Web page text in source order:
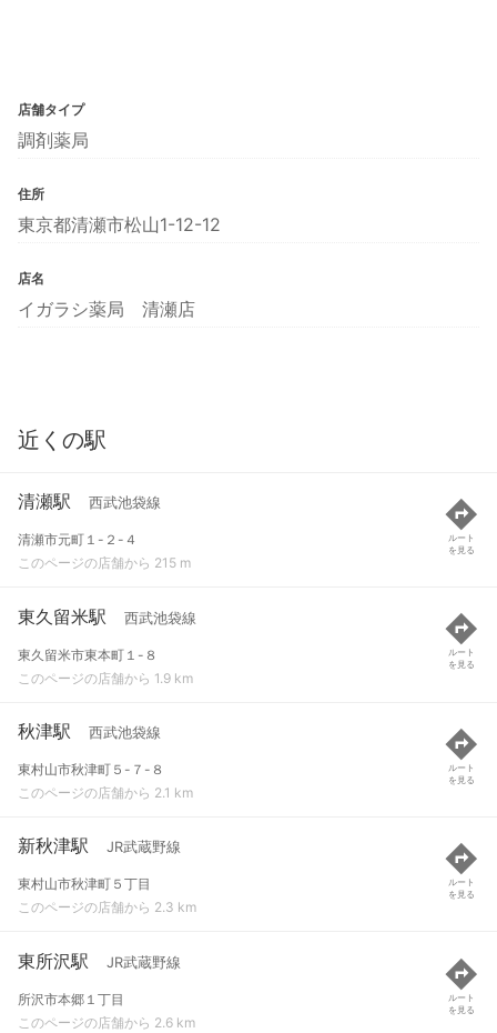
店舗タイプ
調剤薬局
住所
東京都清瀬市松山1-12-12
店名
イガラシ薬局 清瀬店
近くの駅
清瀬駅 西武池袋線
清瀬市元町１-２-４
このページの店舗から 215 m
ルート
を見る
東久留米駅 西武池袋線
東久留米市東本町１-８
このページの店舗から 1.9 km
ルート
を見る
秋津駅 西武池袋線
東村山市秋津町５-７-８
このページの店舗から 2.1 km
ルート
を見る
新秋津駅 JR武蔵野線
東村山市秋津町５丁目
このページの店舗から 2.3 km
ルート
を見る
東所沢駅 JR武蔵野線
所沢市本郷１丁目
このページの店舗から 2.6 km
ルート
を見る